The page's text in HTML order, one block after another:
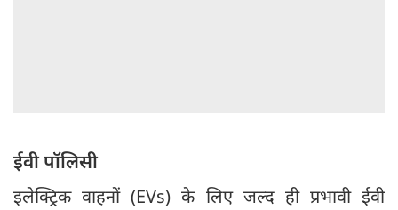
ईवी पॉलिसी
इलेक्ट्रिक वाहनों (EVs) के लिए जल्द ही प्रभावी ईवी